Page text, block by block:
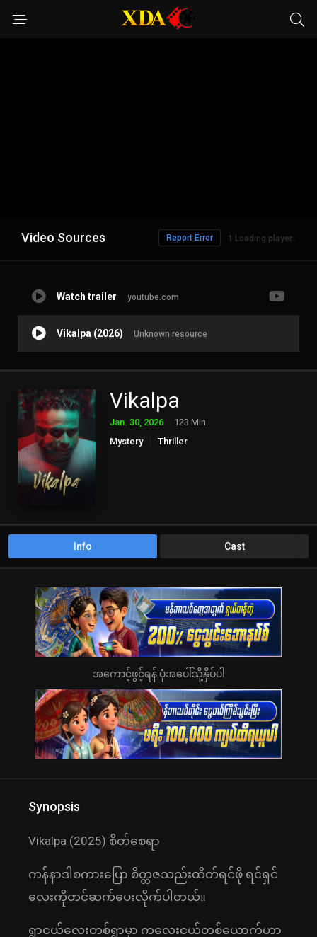
Video Sources Loading player..
Report Error
Watch trailer youtube.com
Vikalpa (2026) Unknown resource
Vikalpa
Jan. 30, 2026
123 Min.
Mystery
Thriller
Info Cast
အကောင့်ဖွင့်ရန် ပုံအပေါ်သို့နှိပ်ပါ
Synopsis
Vikalpa (2025) စိတ်စေရာ
ကန်နာဒါစကားပြော စိတ္တဇသည်းထိတ်ရင်ဖို ရင်ရှင်
လေးကိုတင်ဆက်ပေးလိုက်ပါတယ်။
ရွာငယ်လေးတစ်ရွာမှာ ကလေးငယ်တစ်ယောက်ဟာ